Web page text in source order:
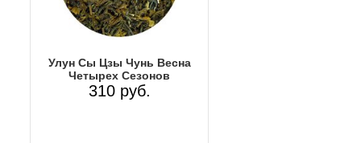
Улун Сы Цзы Чунь Весна
Четырех Сезонов
310 руб.